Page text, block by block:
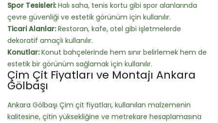
Spor Tesisleri:Halı saha, tenis kortu gibi spor alanlarında
çevre güvenliği ve estetik görünüm için kullanılır.
Ticari Alanlar:Restoran, kafe, otel gibi işletmelerde
dekoratif amaçlı kullanılır.
Konutlar:Konut bahçelerinde hem sınır belirlemek hem de
estetik bir görünüm sağlamak için kullanılır.
Çim Çit Fiyatları ve Montajı Ankara
Gölbaşı
Ankara Gölbaşı Çim çit fiyatları, kullanılan malzemenin
kalitesine, çitin yüksekliğine ve metrekare hesaplamasına